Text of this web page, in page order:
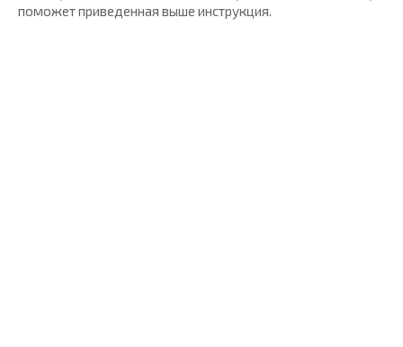
поможет приведенная выше инструкция.